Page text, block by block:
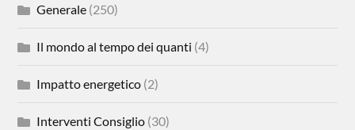
Generale (250)
Il mondo al tempo dei quanti (4)
Impatto energetico (2)
Interventi Consiglio (30)